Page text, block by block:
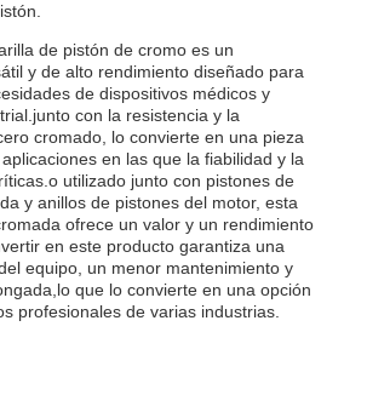
de pistón de cromo es un
y de alto rendimiento diseñado para
de dispositivos médicos y
con la resistencia y la
cromado, lo convierte en una pieza
en las que la fiabilidad y la
utilizado junto con pistones de
y anillos de pistones del motor, esta
ofrece un valor y un rendimiento
en este producto garantiza una
equipo, un menor mantenimiento y
que lo convierte en una opción
profesionales de varias industrias.